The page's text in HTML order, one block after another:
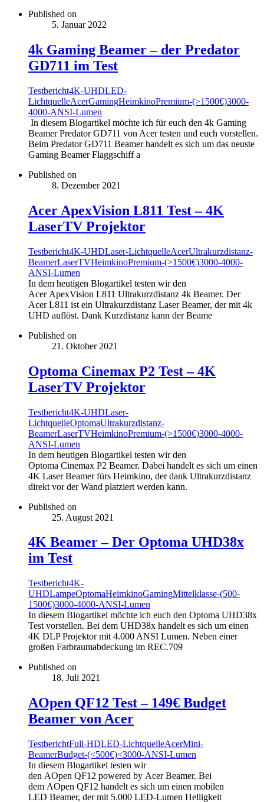
Published on
5. Januar 2022
4k Gaming Beamer – der Predator
GD711 im Test
Testbericht4K-UHDLED-
LichtquelleAcerGamingHeimkinoPremium-(>1500€)3000-
4000-ANSI-Lumen
In diesem Blogartikel möchte ich für euch den 4k Gaming
Beamer Predator GD711 von Acer testen und euch vorstellen.
Beim Predator GD711 Beamer handelt es sich um das neuste
Gaming Beamer Flaggschiff a
Published on
8. Dezember 2021
Acer ApexVision L811 Test – 4K
LaserTV Projektor
Testbericht4K-UHDLaser-LichtquelleAcerUltrakurzdistanz-
BeamerLaserTVHeimkinoPremium-(>1500€)3000-4000-
ANSI-Lumen
In dem heutigen Blogartikel testen wir den
Acer ApexVision L811 Ultrakurzdistanz 4k Beamer. Der
Acer L811 ist ein Ultrakurzdistanz Laser Beamer, der mit 4k
UHD auflöst. Dank Kurzdistanz kann der Beame
Published on
21. Oktober 2021
Optoma Cinemax P2 Test – 4K
LaserTV Projektor
Testbericht4K-UHDLaser-
LichtquelleOptomaUltrakurzdistanz-
BeamerLaserTVHeimkinoPremium-(>1500€)3000-4000-
ANSI-Lumen
In dem heutigen Blogartikel testen wir den
Optoma Cinemax P2 Beamer. Dabei handelt es sich um einen
4K Laser Beamer fürs Heimkino, der dank Ultrakurzdistanz
direkt vor der Wand platziert werden kann.
Published on
25. August 2021
4K Beamer – Der Optoma UHD38x
im Test
Testbericht4K-
UHDLampeOptomaHeimkinoGamingMittelklasse-(500-
1500€)3000-4000-ANSI-Lumen
In diesem Blogartikel möchte ich euch den Optoma UHD38x
Test vorstellen. Bei dem UHD38x handelt es sich um einen
4K DLP Projektor mit 4.000 ANSI Lumen. Neben einer
großen Farbraumabdeckung im REC.709
Published on
18. Juli 2021
AOpen QF12 Test – 149€ Budget
Beamer von Acer
TestberichtFull-HDLED-LichtquelleAcerMini-
BeamerBudget-(<500€)<3000-ANSI-Lumen
In diesem Blogartikel testen wir
den AOpen QF12 powered by Acer Beamer. Bei
dem AOpen QF12 handelt es sich um einen mobilen
LED Beamer, der mit 5.000 LED-Lumen Helligkeit